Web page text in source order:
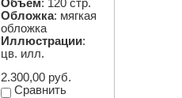
Объём: 120 стр.
Обложка: мягкая
обложка
Иллюстрации:
цв. илл.
2.300,00 руб.
Сравнить